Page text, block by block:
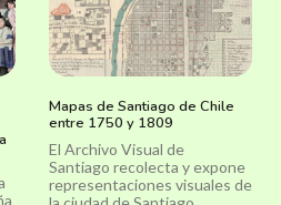
Mapas de Santiago de Chile
entre 1750 y 1809
El Archivo Visual de
Santiago recolecta y expone
representaciones visuales de